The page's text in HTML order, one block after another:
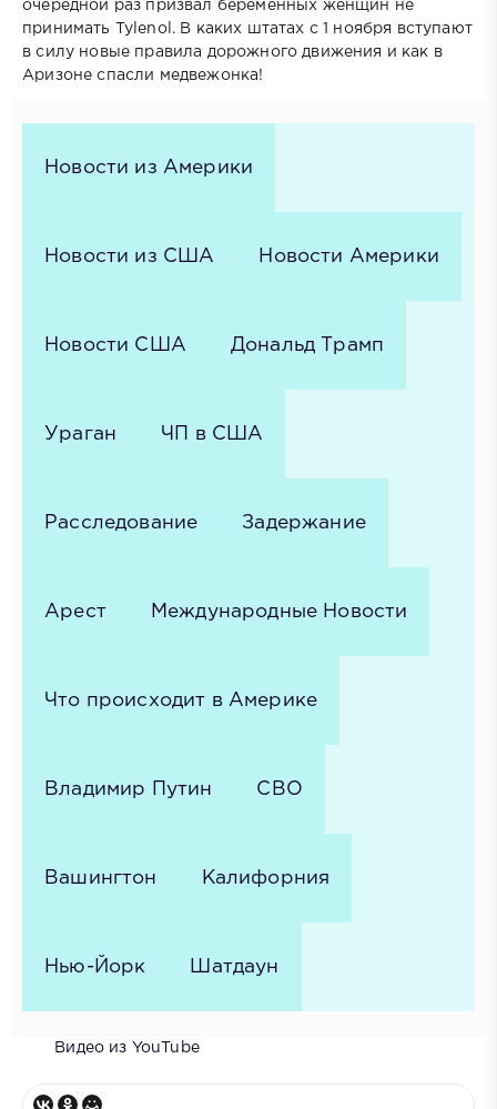
очередной раз призвал беременных женщин не
принимать Tylenol. В каких штатах с 1 ноября вступают
в силу новые правила дорожного движения и как в
Аризоне спасли медвежонка!
Новости из Америки
Новости из США Новости Америки
Новости США Дональд Трамп
Ураган ЧП в США
Расследование Задержание
Арест Международные Новости
Что происходит в Америке
Владимир Путин СВО
Вашингтон Калифорния
Нью-Йорк Шатдаун
Видео из YouTube